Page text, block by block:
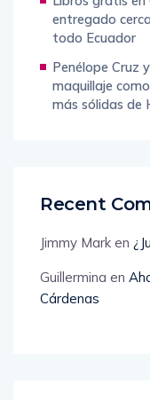
entregado
todo Ecuador
Penélope Cruz
maquillaje
más sólidas de
Recent
Jimmy Mark en
Guillermina en
Cárdenas